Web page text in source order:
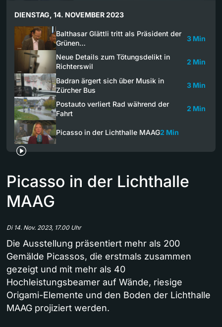
DIENSTAG, 14. NOVEMBER 2023
Balthasar Glättli tritt als Präsident der
Grünen…
3 Min
Neue Details zum Tötungsdelikt in
Richterswil
2 Min
Badran ärgert sich über Musik in
Zürcher Bus
3 Min
Postauto verliert Rad während der
Fahrt
2 Min
Picasso in der Lichthalle MAAG2 Min
Picasso in der Lichthalle
MAAG
Di 14. Nov. 2023, 17.00 Uhr
Die Ausstellung präsentiert mehr als 200
Gemälde Picassos, die erstmals zusammen
gezeigt und mit mehr als 40
Hochleistungsbeamer auf Wände, riesige
Origami-Elemente und den Boden der Lichthalle
MAAG projiziert werden.